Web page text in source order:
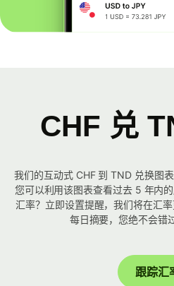
CHF 兑
我们的互动式 CHF 到 TND 兑换图
您可以利用该图表查看过去 5 年内
汇率？立即设置提醒，我们将在汇
每日摘要，您绝不会错
跟踪汇